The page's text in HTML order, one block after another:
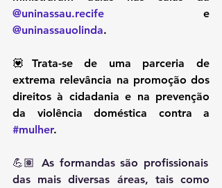
@uninassau.recife
@uninassauolinda.
💟Trata-se de uma parceria de
extrema relevância na promoção dos
direitos à cidadania e na prevenção
#mulher.
💪🏽 As formandas são profissionais
das mais diversas áreas, tais como